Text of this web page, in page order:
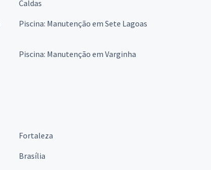
Caldas
Piscina: Manutenção em Sete Lagoas
Piscina: Manutenção em Varginha
Fortaleza
Brasília